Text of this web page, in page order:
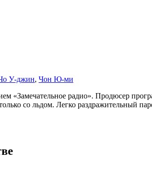
У-джин, Чон Ю-ми
«Замечательное радио». Продюсер
со льдом. Легко раздражительный